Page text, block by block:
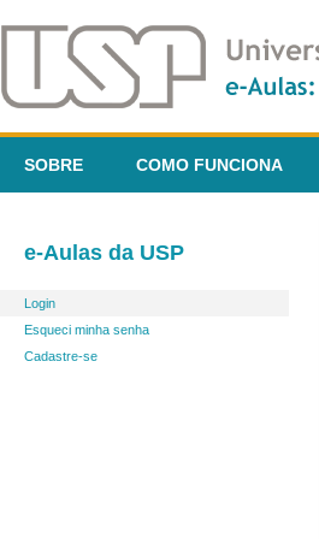
SOBRE COMO FUNCIONA
e-Aulas da USP
Login
Esqueci minha senha
Cadastre-se